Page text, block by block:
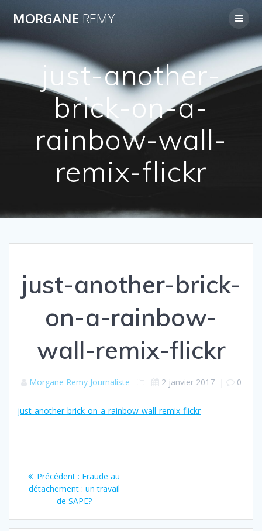
MORGANE REMY
just-another-
brick-on-a-
rainbow-wall-
remix-flickr
just-another-brick-
on-a-rainbow-
wall-remix-flickr
Morgane Remy Journaliste 2 janvier 2017| 0
just-another-brick-on-a-rainbow-wall-remix-flickr
Navigation
l’article
Précédent : Article
précédent
:
Fraude au
détachement : un travail
de SAPE?